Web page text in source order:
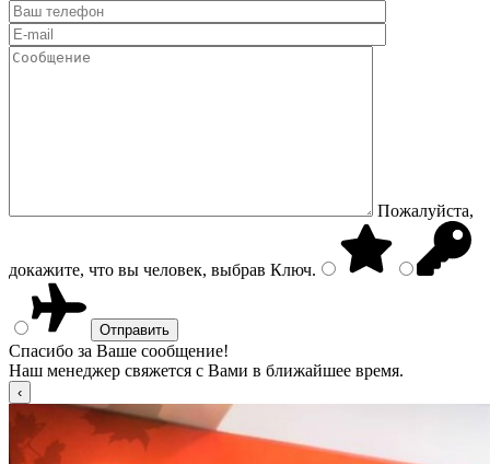
Пожалуйста,
докажите, что вы человек, выбрав Ключ.
Спасибо за Ваше сообщение!
Наш менеджер свяжется с Вами в ближайшее время.